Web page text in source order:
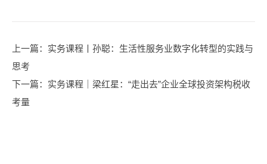
上一篇：实务课程丨孙聪：生活性服务业数字化转型的实践与
思考
下一篇：实务课程｜梁红星：“走出去”企业全球投资架构税收
考量